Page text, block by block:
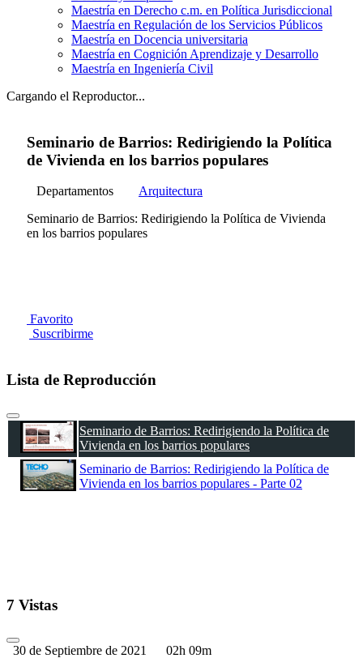
Maestría en Derecho c.m. en Política Jurisdiccional
Maestría en Regulación de los Servicios Públicos
Maestría en Docencia universitaria
Maestría en Cognición Aprendizaje y Desarrollo
Maestría en Ingeniería Civil
Cargando el Reproductor...
Seminario de Barrios: Redirigiendo la Política
de Vivienda en los barrios populares
Departamentos
Arquitectura
Seminario de Barrios: Redirigiendo la Política de Vivienda
en los barrios populares
Favorito
Suscribirme
Lista de Reproducción
Seminario de Barrios: Redirigiendo la Política de
Vivienda en los barrios populares
Seminario de Barrios: Redirigiendo la Política de
Vivienda en los barrios populares - Parte 02
7 Vistas
30 de Septiembre de 2021 02h 09m